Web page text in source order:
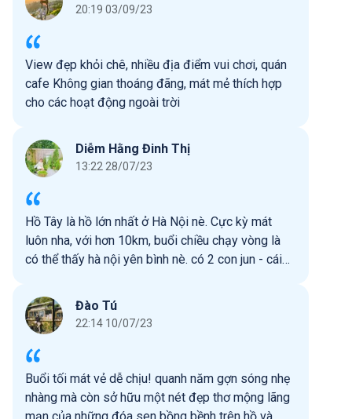
20:19 03/09/23
View đẹp khỏi chê, nhiều địa điểm vui chơi, quán
cafe Không gian thoáng đãng, mát mẻ thích hợp
cho các hoạt động ngoài trời
Diễm Hằng Đinh Thị
13:22 28/07/23
Hồ Tây là hồ lớn nhất ở Hà Nội nè. Cực kỳ mát
luôn nha, với hơn 10km, buổi chiều chạy vòng là
có thể thấy hà nội yên bình nè. có 2 con jun - cái
khá dễ thương nè. nhớ ghé check in nhaaaaa
Đào Tú
22:14 10/07/23
Buổi tối mát vẻ dễ chịu! quanh năm gợn sóng nhẹ
nhàng mà còn sở hữu một nét đẹp thơ mộng lãng